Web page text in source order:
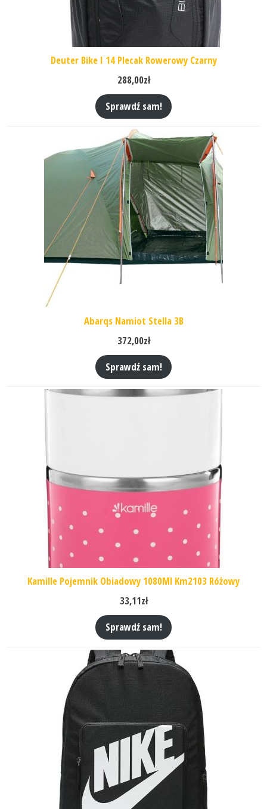
Deuter Bike I 14 Plecak Rowerowy Czarny
288,00zł
Sprawdź sam!
Abarqs Namiot Stella 3B
372,00zł
Sprawdź sam!
Kamille Pojemnik Obiadowy 1080Ml Km2103 Różowy
33,11zł
Sprawdź sam!